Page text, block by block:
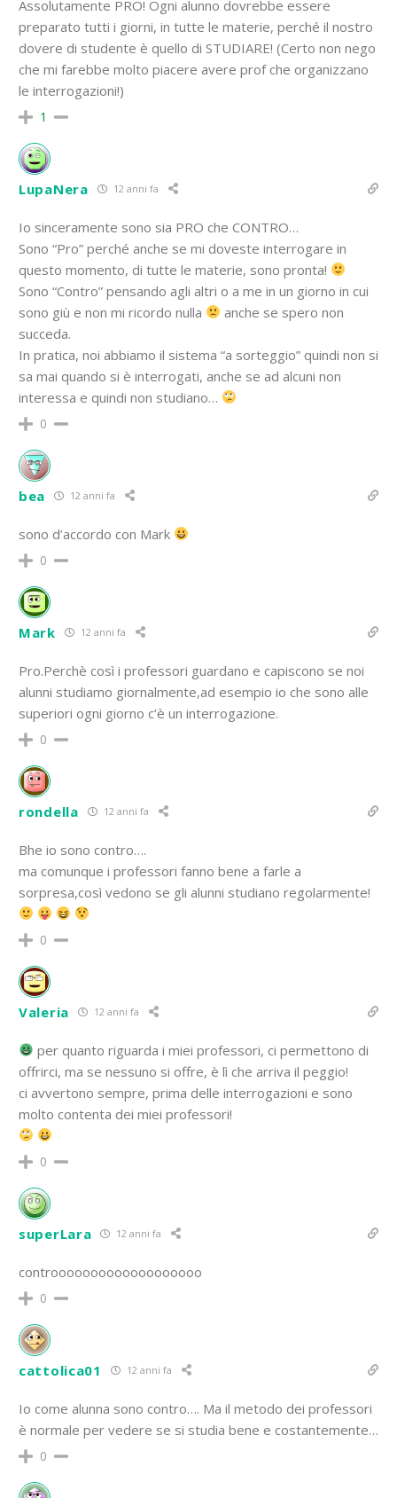
Assolutamente PRO! Ogni alunno dovrebbe essere
preparato tutti i giorni, in tutte le materie, perché il nostro
dovere di studente è quello di STUDIARE! (Certo non nego
che mi farebbe molto piacere avere prof che organizzano
le interrogazioni!)
1
LupaNera 12 anni fa
Io sinceramente sono sia PRO che CONTRO…
Sono “Pro” perché anche se mi doveste interrogare in
questo momento, di tutte le materie, sono pronta!
Sono “Contro” pensando agli altri o a me in un giorno in cui
sono giù e non mi ricordo nulla
anche se spero non
succeda.
In pratica, noi abbiamo il sistema “a sorteggio” quindi non si
sa mai quando si è interrogati, anche se ad alcuni non
interessa e quindi non studiano…
0
bea 12 anni fa
sono d’accordo con Mark
0
Mark 12 anni fa
Pro.Perchè così i professori guardano e capiscono se noi
alunni studiamo giornalmente,ad esempio io che sono alle
superiori ogni giorno c’è un interrogazione.
0
rondella 12 anni fa
Bhe io sono contro….
ma comunque i professori fanno bene a farle a
sorpresa,così vedono se gli alunni studiano regolarmente!
0
Valeria 12 anni fa
per quanto riguarda i miei professori, ci permettono di
offrirci, ma se nessuno si offre, è lì che arriva il peggio!
ci avvertono sempre, prima delle interrogazioni e sono
molto contenta dei miei professori!
0
superLara 12 anni fa
controoooooooooooooooooo
0
cattolica01 12 anni fa
Io come alunna sono contro…. Ma il metodo dei professori
è normale per vedere se si studia bene e costantemente…
0